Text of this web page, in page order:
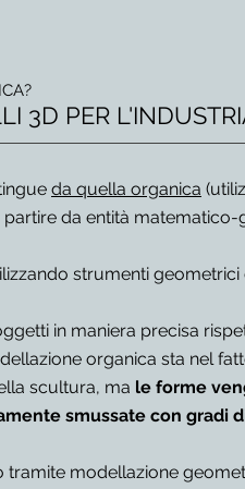
3D PER
da quella organica
da entità
strumenti
in maniera precisa
organica sta nel
scultura, ma le forme
smussate con gradi
modellazione